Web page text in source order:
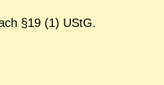
§19 (1) UStG.